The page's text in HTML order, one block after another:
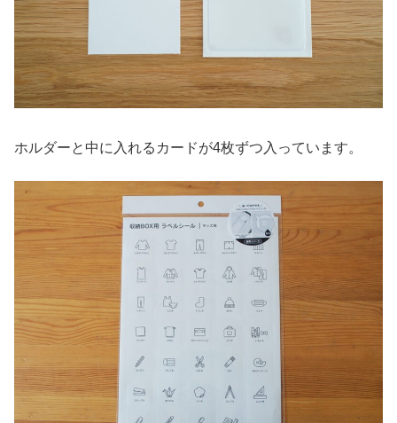
ホルダーと中に入れるカードが4枚ずつ入っています。